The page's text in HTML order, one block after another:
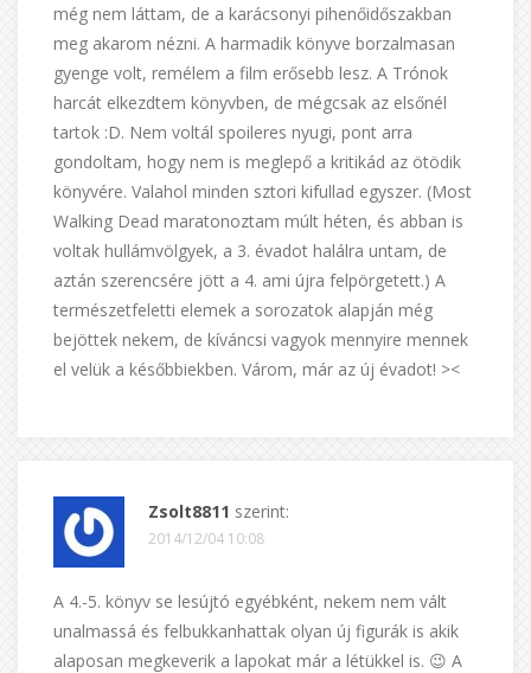
még nem láttam, de a karácsonyi pihenőidőszakban
meg akarom nézni. A harmadik könyve borzalmasan
gyenge volt, remélem a film erősebb lesz. A Trónok
harcát elkezdtem könyvben, de mégcsak az elsőnél
tartok :D. Nem voltál spoileres nyugi, pont arra
gondoltam, hogy nem is meglepő a kritikád az ötödik
könyvére. Valahol minden sztori kifullad egyszer. (Most
Walking Dead maratonoztam múlt héten, és abban is
voltak hullámvölgyek, a 3. évadot halálra untam, de
aztán szerencsére jött a 4. ami újra felpörgetett.) A
természetfeletti elemek a sorozatok alapján még
bejöttek nekem, de kíváncsi vagyok mennyire mennek
el velük a későbbiekben. Várom, már az új évadot! ><
Zsolt8811 szerint:
2014/12/04 10:08
A 4.-5. könyv se lesújtó egyébként, nekem nem vált
unalmassá és felbukkanhattak olyan új figurák is akik
alaposan megkeverik a lapokat már a létükkel is. 😉 A